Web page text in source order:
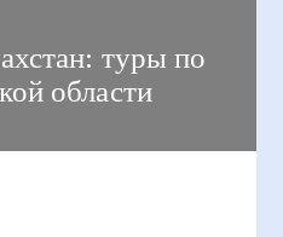
туры по
области